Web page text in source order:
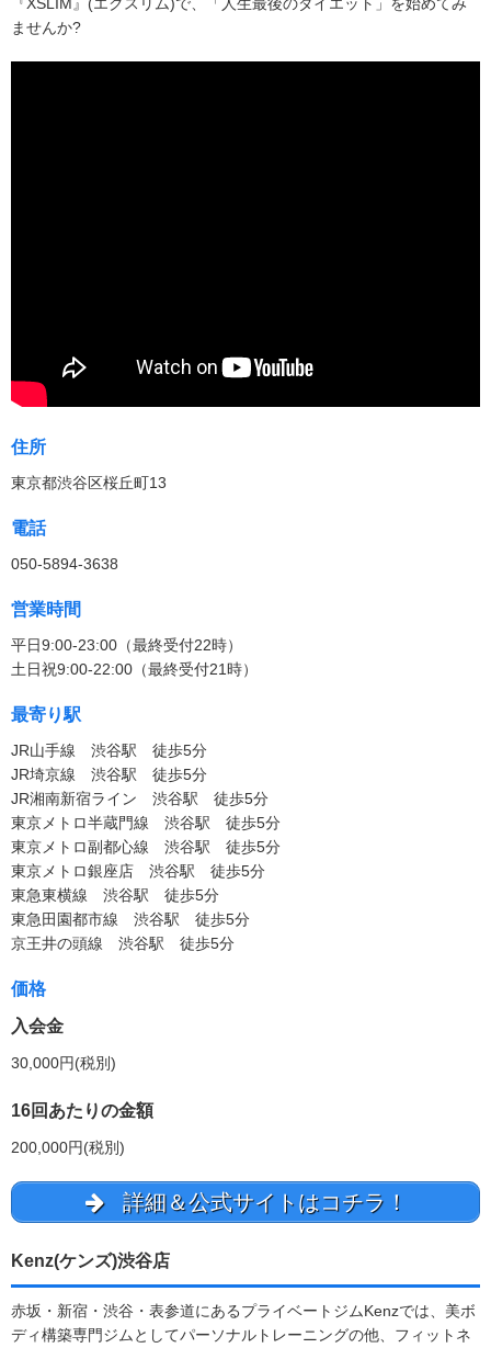
ませんか?
住所
東京都渋谷区桜丘町13
電話
050-5894-3638
営業時間
平日9:00-23:00（最終受付22時）
土日祝9:00-22:00（最終受付21時）
最寄り駅
JR山手線 渋谷駅 徒歩5分
JR埼京線 渋谷駅 徒歩5分
JR湘南新宿ライン 渋谷駅 徒歩5分
東京メトロ半蔵門線 渋谷駅 徒歩5分
東京メトロ副都心線 渋谷駅 徒歩5分
東京メトロ銀座店 渋谷駅 徒歩5分
東急東横線 渋谷駅 徒歩5分
東急田園都市線 渋谷駅 徒歩5分
京王井の頭線 渋谷駅 徒歩5分
価格
入会金
30,000円(税別)
16回あたりの金額
200,000円(税別)
詳細＆公式サイトはコチラ！
Kenz(ケンズ)渋谷店
赤坂・新宿・渋谷・表参道にあるプライベートジムKenzでは、美ボ
ディ構築専門ジムとしてパーソナルトレーニングの他、フィットネ